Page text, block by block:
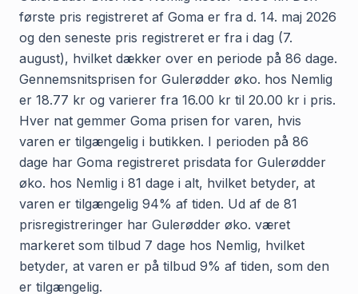
første pris registreret af Goma er fra d. 14. maj 2026
og den seneste pris registreret er fra i dag (7.
august), hvilket dækker over en periode på 86 dage.
Gennemsnitsprisen for Gulerødder øko. hos Nemlig
er 18.77 kr og varierer fra 16.00 kr til 20.00 kr i pris.
Hver nat gemmer Goma prisen for varen, hvis
varen er tilgængelig i butikken. I perioden på 86
dage har Goma registreret prisdata for Gulerødder
øko. hos Nemlig i 81 dage i alt, hvilket betyder, at
varen er tilgængelig 94% af tiden. Ud af de 81
prisregistreringer har Gulerødder øko. været
markeret som tilbud 7 dage hos Nemlig, hvilket
betyder, at varen er på tilbud 9% af tiden, som den
er tilgængelig.